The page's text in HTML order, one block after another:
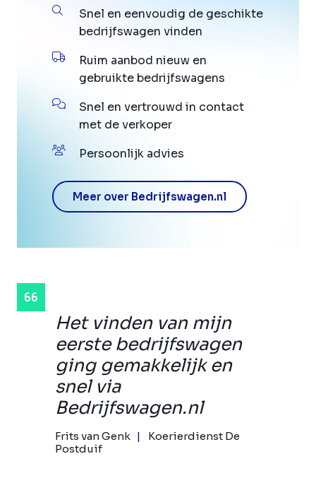
Het vinden van mijn
eerste bedrijfswagen
ging gemakkelijk en
snel via
Bedrijfswagen.nl
Frits van Genk
Koerierdienst De
Postduif
Snel en eenvoudig de geschikte
bedrijfswagen vinden
Ruim aanbod nieuw en
gebruikte bedrijfswagens
Snel en vertrouwd in contact
met de verkoper
Persoonlijk advies
Meer over Bedrijfswagen.nl